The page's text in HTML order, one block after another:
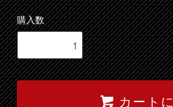
購入数
カート